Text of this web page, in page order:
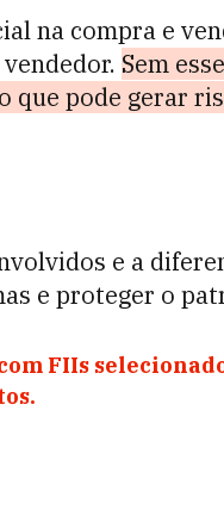
na compra e
Sem
que pode gerar
e a
e proteger o
FIIs